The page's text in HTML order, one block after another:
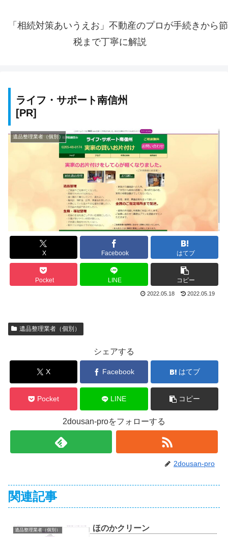
「相続対策あいうえお」不動産のプロが手続きから節
税まで丁寧に解説
ライフ・サポート南信州
遺品整理業者（個別）
X Facebook はてブ
Pocket LINE コピー
2022.05.18 2022.05.19
遺品整理業者（個別）
シェアする
X Facebook はてブ
Pocket LINE コピー
2dousan-proをフォローする
2dousan-pro
関連記事
遺品整理業者（個別） ほのかクリーン